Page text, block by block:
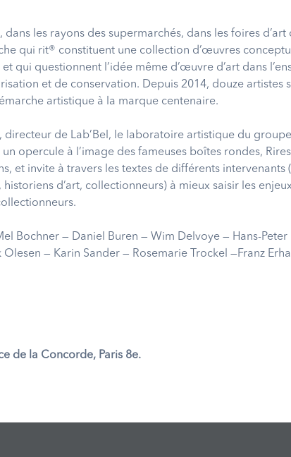
les rayons des supermarchés, dans les foires
qui rit® constituent une collection d’œuvres
qui questionnent l’idée même d’œuvre d’art dans
et de conservation. Depuis 2014, douze artistes
artistique à la marque centenaire.
de Lab’Bel, le laboratoire artistique du
opercule à l’image des fameuses boîtes rondes,
et invite à travers les textes de différents intervenants
d’art, collectionneurs) à mieux saisir les
Bochner — Daniel Buren — Wim Delvoye — Hans-Peter
— Karin Sander — Rosemarie Trockel —Franz
de la Concorde, Paris 8e.